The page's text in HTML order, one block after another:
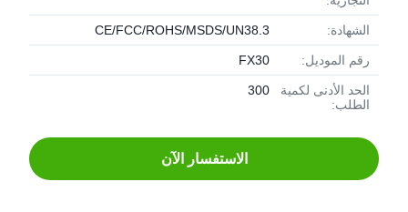
الشهادة: CE/FCC/ROHS/MSDS/UN38.3
رقم الموديل: FX30
الحد الأدنى لكمية
الطلب:
300
الاستفسار الآن